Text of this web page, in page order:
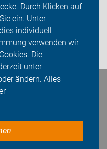
Durch Klicken auf
ein. Unter
individuell
verwenden wir
Die
unter
ändern. Alles